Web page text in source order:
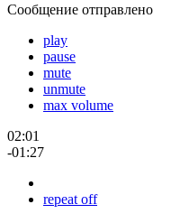
Сообщение отправлено
play
pause
mute
unmute
max volume
02:01
-01:27
repeat off